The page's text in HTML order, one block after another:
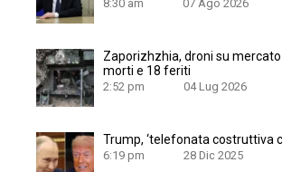
8:30 am 07 Ago 2026
Zaporizhzhia, droni su
morti e 18 feriti
2:52 pm 04 Lug 2026
Trump, ‘telefonata costruttiva
6:19 pm 28 Dic 2025